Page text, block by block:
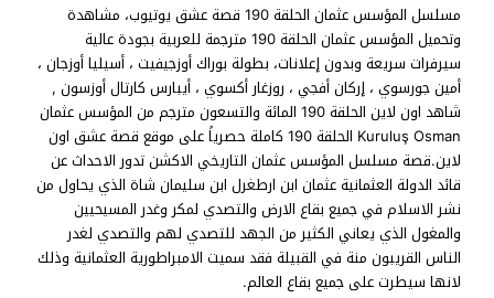
مسلسل المؤسس عثمان الحلقة 190 قصة عشق يوتيوب، مشاهدة
وتحميل المؤسس عثمان الحلقة 190 مترجمة للعربية بجودة عالية
سيرفرات سريعة وبدون إعلانات، بطولة بوراك أوزجيفيت ، أسيليا أوزجان ،
أمين جورسوي ، إركان أفجي ، روزغار أكسوي ، أيبارس كارتال أوزسون ,
شاهد اون لاين الحلقة 190 المائة والتسعون مترجم من المؤسس عثمان
Kuruluş Osman الحلقة 190 كاملة حصرياً على موقع قصة عشق اون
لاين.قصة مسلسل المؤسس عثمان التاريخي الاكشن تدور الاحداث عن
قائد الدولة العثمانية عثمان ابن ارطغرل ابن سليمان شاة الذي يحاول من
نشر الاسلام في جميع بقاع الارض والتصدي لمكر وغدر المسيحيين
والمغول الذي يعاني الكثير من الجهد للتصدي لهم والتصدي لغدر
الناس القريبون منة في القبيلة فقد سميت الامبراطورية العثمانية وذلك
لانها سيطرت على جميع بقاع العالم.